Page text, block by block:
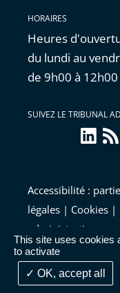
This site uses cookies
to activate
OK, accept all
HORAIRES
Heures
du lundi au
de 9h00 à
SUIVEZ LE TRIBUNAL
linkedin
Flux
RSS
Accessibilité :
légales | Cookies |
administratives